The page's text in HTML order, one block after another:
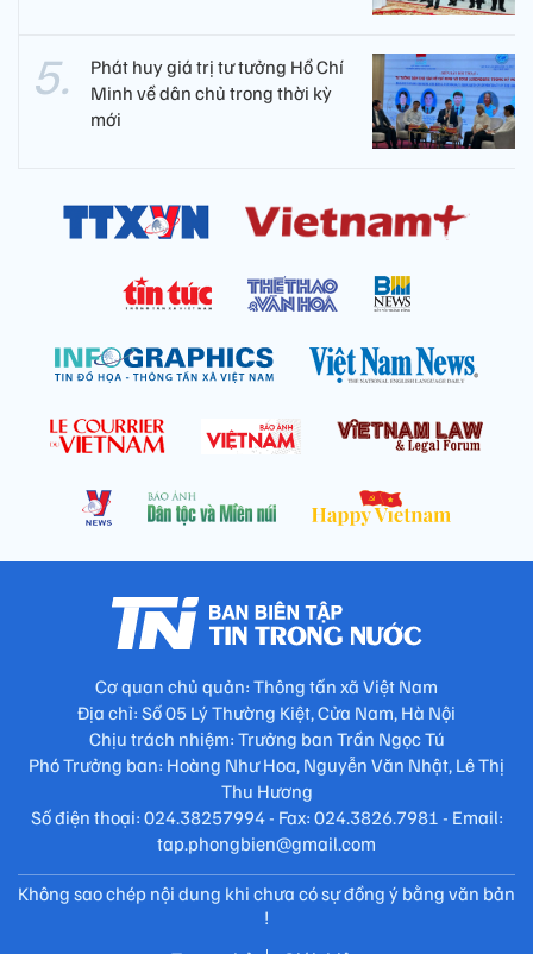
Phát huy giá trị tư tưởng Hồ Chí
Minh về dân chủ trong thời kỳ
mới
Cơ quan chủ quản: Thông tấn xã Việt Nam
Địa chỉ: Số 05 Lý Thường Kiệt, Cửa Nam, Hà Nội
Chịu trách nhiệm: Trưởng ban Trần Ngọc Tú
Phó Trưởng ban: Hoàng Như Hoa, Nguyễn Văn Nhật, Lê Thị
Thu Hương
Số điện thoại: 024.38257994 - Fax: 024.3826.7981 - Email:
tap.phongbien@gmail.com
Không sao chép nội dung khi chưa có sự đồng ý bằng văn bản
!